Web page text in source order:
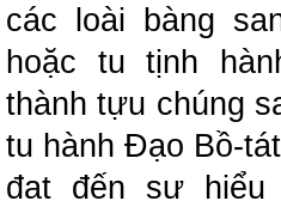
các loài bàng
hoặc tu tịnh
thành tựu chúng
tu hành Đạo Bồ-
đạt đến sự hiểu